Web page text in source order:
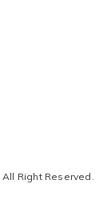
All Right Reserved.